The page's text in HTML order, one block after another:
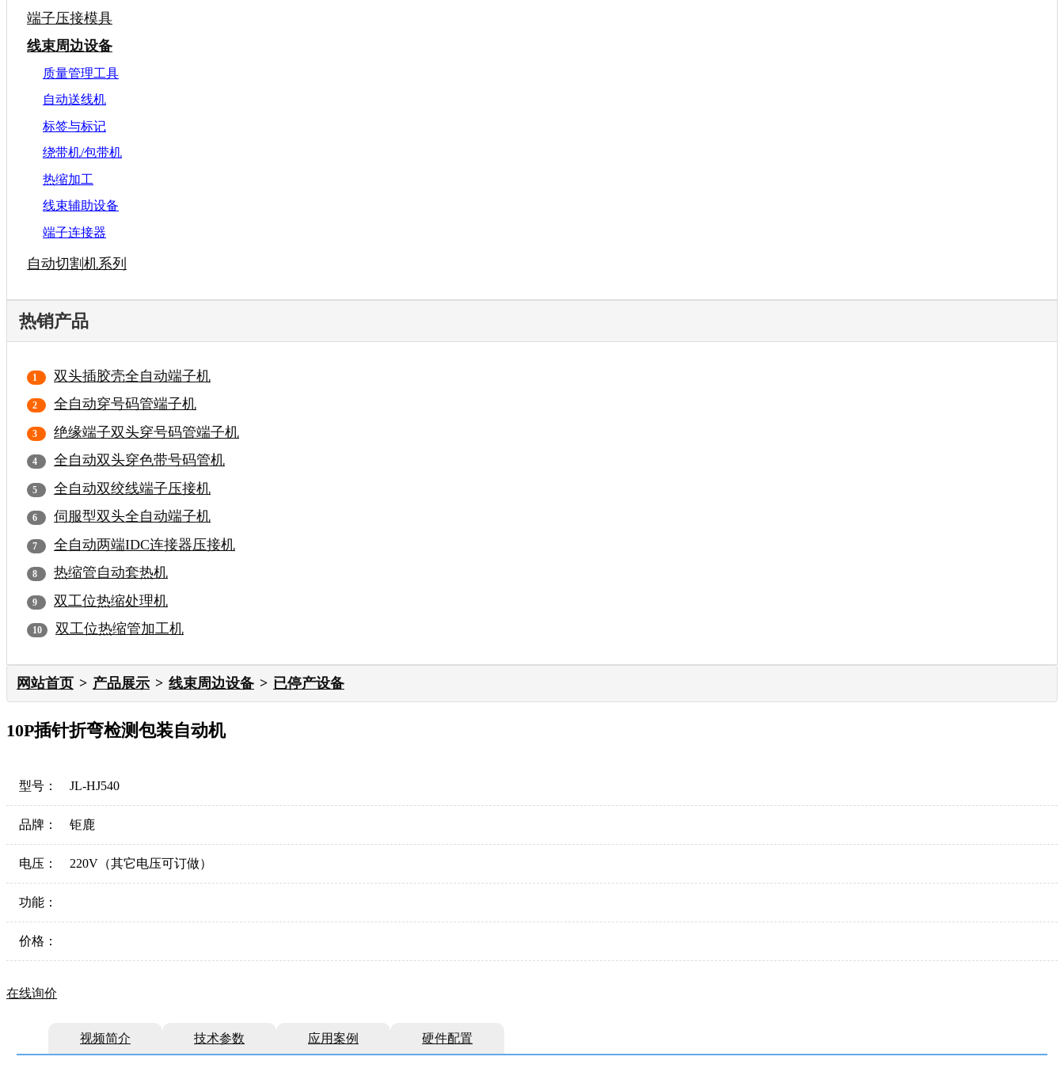
端子压接模具
线束周边设备
质量管理工具
自动送线机
标签与标记
绕带机/包带机
热缩加工
线束辅助设备
端子连接器
自动切割机系列
热销产品
双头插胶壳全自动端子机
全自动穿号码管端子机
绝缘端子双头穿号码管端子机
全自动双头穿色带号码管机
全自动双绞线端子压接机
伺服型双头全自动端子机
全自动两端IDC连接器压接机
热缩管自动套热机
双工位热缩处理机
双工位热缩管加工机
网站首页 产品展示 线束周边设备 已停产设备
10P插针折弯检测包装自动机
型号： JL-HJ540
品牌： 钜鹿
电压： 220V（其它电压可订做）
功能：
价格：
在线询价
视频简介 技术参数 应用案例 硬件配置